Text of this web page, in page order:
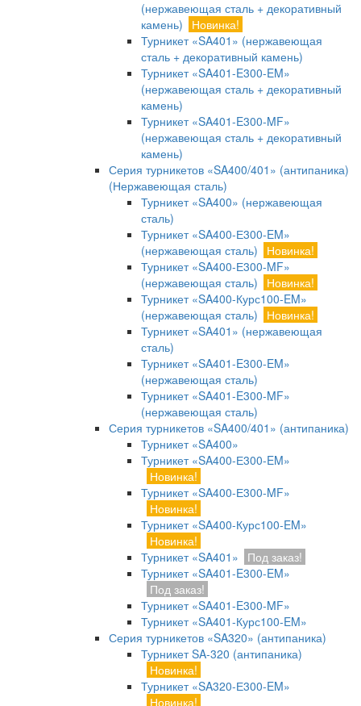
(нержавеющая сталь + декоративный
камень)
Новинка!
Турникет «SA401» (нержавеющая
сталь + декоративный камень)
Турникет «SA401-E300-EM»
(нержавеющая сталь + декоративный
камень)
Турникет «SA401-E300-MF»
(нержавеющая сталь + декоративный
камень)
Серия турникетов «SA400/401» (антипаника)
(Нержавеющая сталь)
Турникет «SA400» (нержавеющая
сталь)
Турникет «SA400-Е300-EM»
(нержавеющая сталь)
Новинка!
Турникет «SA400-Е300-MF»
(нержавеющая сталь)
Новинка!
Турникет «SA400-Курс100-EM»
(нержавеющая сталь)
Новинка!
Турникет «SA401» (нержавеющая
сталь)
Турникет «SA401-E300-EM»
(нержавеющая сталь)
Турникет «SA401-E300-MF»
(нержавеющая сталь)
Серия турникетов «SA400/401» (антипаника)
Турникет «SA400»
Турникет «SA400-Е300-EM»
Новинка!
Турникет «SA400-Е300-MF»
Новинка!
Турникет «SA400-Курс100-EM»
Новинка!
Турникет «SA401»
Под заказ!
Турникет «SA401-E300-EM»
Под заказ!
Турникет «SA401-E300-MF»
Турникет «SA401-Курс100-EM»
Серия турникетов «SA320» (антипаника)
Турникет SA-320 (антипаника)
Новинка!
Турникет «SA320-Е300-EM»
Новинка!